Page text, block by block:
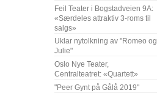
Feil Teater i Bogstadveien 9A:
«Særdeles attraktiv 3-roms til
salgs»
Uklar nytolkning av "Romeo og
Julie"
Oslo Nye Teater,
Centralteatret: «Quartett»
"Peer Gynt på Gålå 2019"